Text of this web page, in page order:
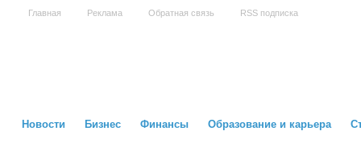
Главная Реклама Обратная связь RSS подписка
Новости Бизнес Финансы Образование и карьера